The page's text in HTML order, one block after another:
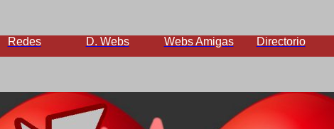
Redes D. Webs Webs Amigas Directorio